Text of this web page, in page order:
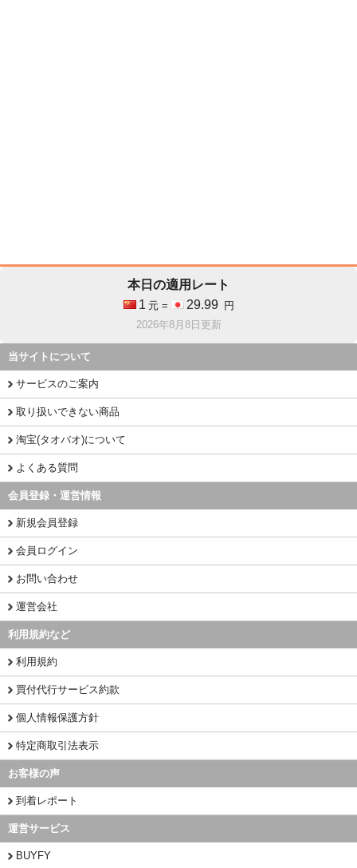
本日の適用レート
1 元 = 29.99
円
2026年8月8日更新
当サイトについて
サービスのご案内
取り扱いできない商品
淘宝(タオバオ)について
よくある質問
会員登録・運営情報
新規会員登録
会員ログイン
お問い合わせ
運営会社
利用規約など
利用規約
買付代行サービス約款
個人情報保護方針
特定商取引法表示
お客様の声
到着レポート
運営サービス
BUYFY